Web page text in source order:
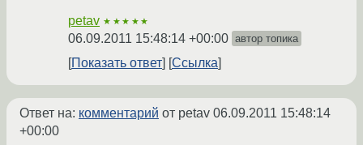
petav ★★★★★
06.09.2011 15:48:14 +00:00 автор топика
Показать ответ Ссылка
Ответ на: комментарий от petav 06.09.2011 15:48:14
+00:00